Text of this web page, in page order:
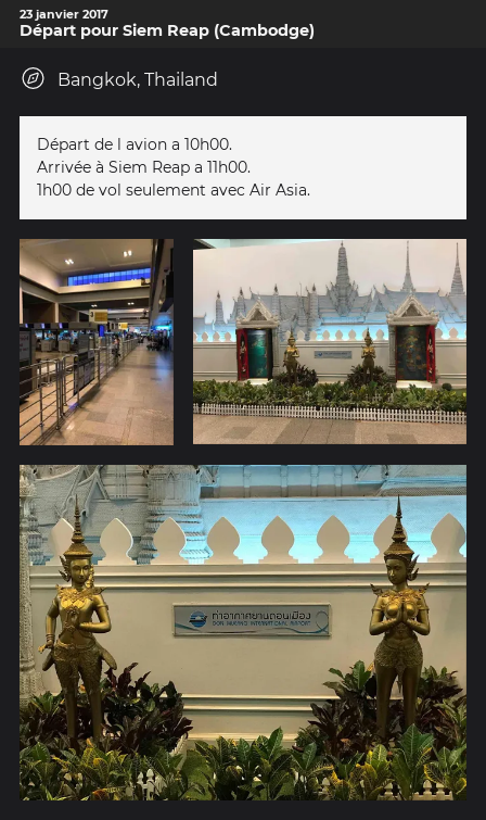
23 janvier 2017
Départ pour Siem Reap (Cambodge)
Bangkok, Thailand
Départ de l avion a 10h00.
Arrivée à Siem Reap a 11h00.
1h00 de vol seulement avec Air Asia.